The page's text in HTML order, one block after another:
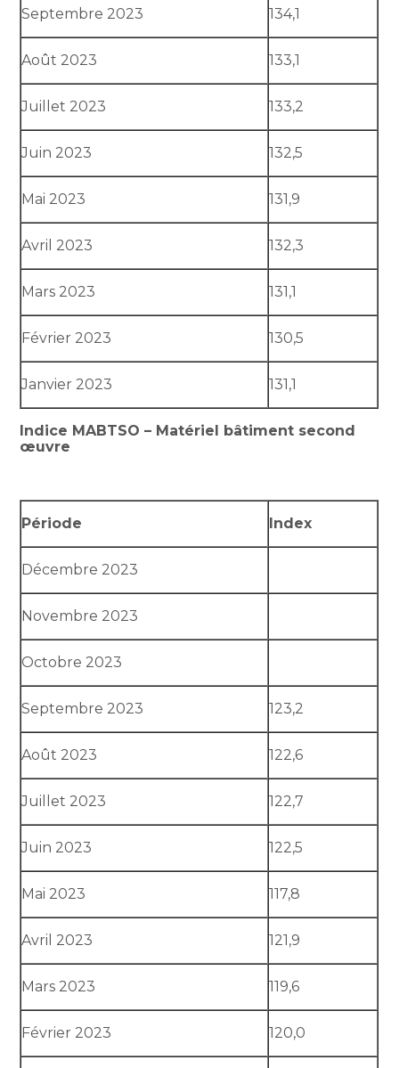
Septembre 2023 134,1
Août 2023 133,1
Juillet 2023 133,2
Juin 2023 132,5
Mai 2023 131,9
Avril 2023 132,3
Mars 2023 131,1
Février 2023 130,5
Janvier 2023 131,1
Indice MABTSO – Matériel bâtiment second
œuvre
Période Index
Décembre 2023
Novembre 2023
Octobre 2023
Septembre 2023 123,2
Août 2023 122,6
Juillet 2023 122,7
Juin 2023 122,5
Mai 2023 117,8
Avril 2023 121,9
Mars 2023 119,6
Février 2023 120,0